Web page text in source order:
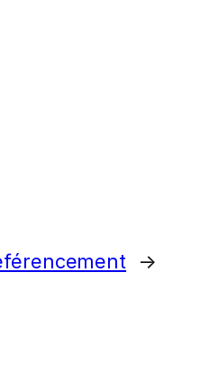
→